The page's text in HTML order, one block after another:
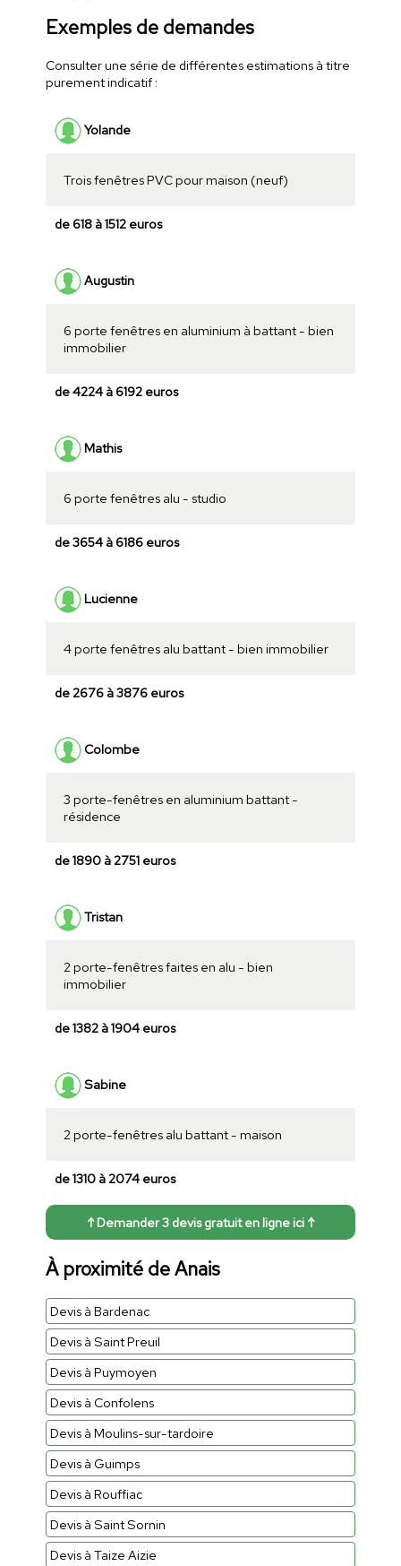
Exemples de demandes
Consulter une série de différentes estimations à titre
purement indicatif :
Yolande
Trois fenêtres PVC pour maison (neuf)
de 618 à 1512 euros
Augustin
6 porte fenêtres en aluminium à battant - bien
immobilier
de 4224 à 6192 euros
Mathis
6 porte fenêtres alu - studio
de 3654 à 6186 euros
Lucienne
4 porte fenêtres alu battant - bien immobilier
de 2676 à 3876 euros
Colombe
3 porte-fenêtres en aluminium battant -
résidence
de 1890 à 2751 euros
Tristan
2 porte-fenêtres faites en alu - bien
immobilier
de 1382 à 1904 euros
Sabine
2 porte-fenêtres alu battant - maison
de 1310 à 2074 euros
↑ Demander 3 devis gratuit en ligne ici ↑
À proximité de Anais
Devis à Bardenac
Devis à Saint Preuil
Devis à Puymoyen
Devis à Confolens
Devis à Moulins-sur-tardoire
Devis à Guimps
Devis à Rouffiac
Devis à Saint Sornin
Devis à Taize Aizie